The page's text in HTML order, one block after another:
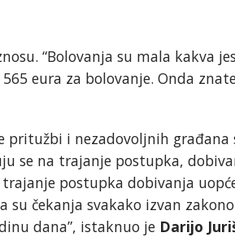
“Bolovanja su mala kakva
eura za bolovanje. Onda
i nezadovoljnih građana
se na trajanje postupka,
postupka dobivanja
čekanja svakako izvan
dana”, istaknuo je Darijo